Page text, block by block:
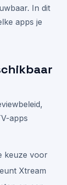
In dit
apps je
apps
keuze voor
Xtream